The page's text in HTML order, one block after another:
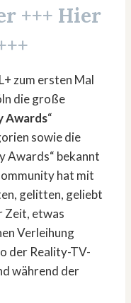
+++ Hier
zum ersten Mal
die große
Awards“
sowie die
Awards“ bekannt
hat mit
gelitten, geliebt
Zeit, etwas
Verleihung
der Reality-TV-
während der